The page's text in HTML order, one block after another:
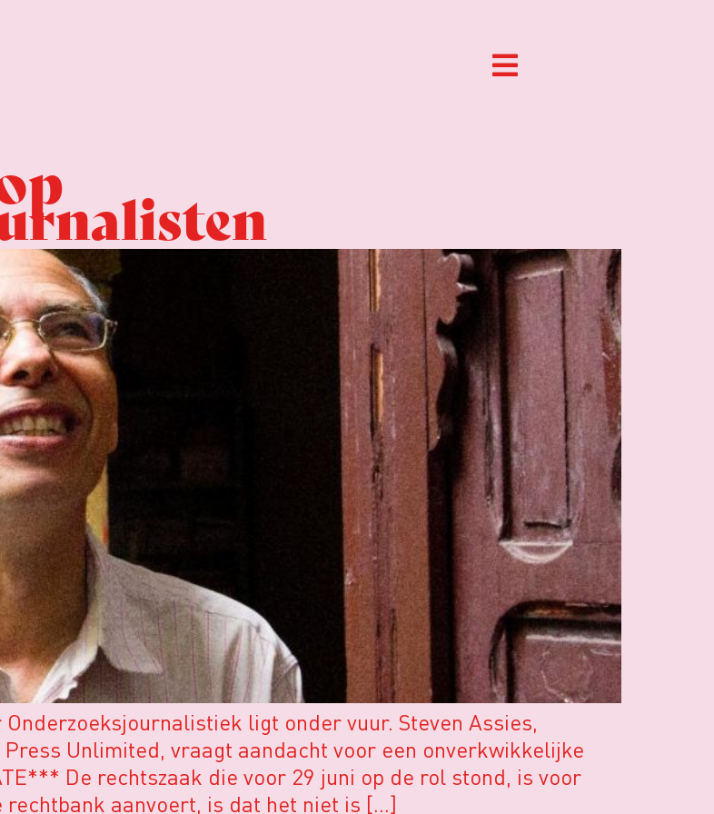
ligt onder vuur. Steven Assies,
Unlimited, vraagt aandacht voor een onverkwikkelijke
De rechtszaak die voor 29 juni op de rol stond, is voor
aanvoert, is dat het niet is […]